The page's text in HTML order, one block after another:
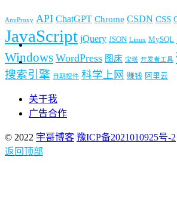
AnyProxy API ChatGPT Chrome CSDN CSS
JavaScript jQuery JSON Linux MySQL
Windows WordPress 图床 宝塔 开发者工具
搜索引擎 日期控件 科学上网 赚钱 阿里云
关于我
广告合作
© 2022 宇哥博客 豫ICP备2021010925号-2
返回顶部